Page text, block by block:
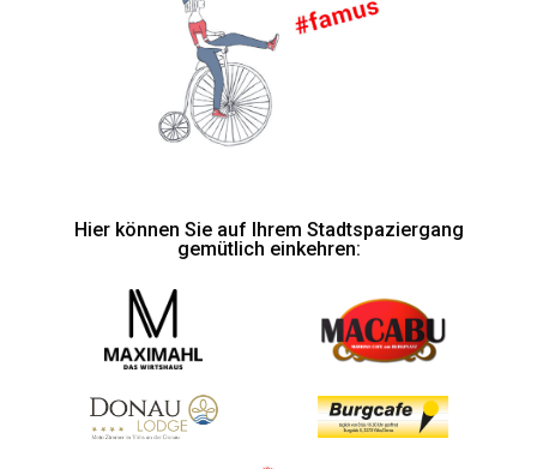
Hier können Sie auf Ihrem Stadtspaziergang
gemütlich einkehren: